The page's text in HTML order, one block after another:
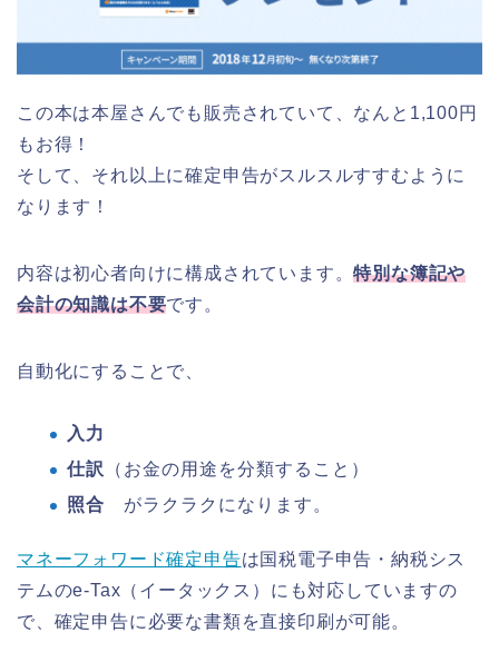
この本は本屋さんでも販売されていて、なんと1,100円
もお得！
そして、それ以上に確定申告がスルスルすすむように
なります！
内容は初心者向けに構成されています。特別な簿記や
会計の知識は不要です。
自動化にすることで、
入力
仕訳
（お金の用途を分類すること）
照合 がラクラクになります。
マネーフォワード確定申告は国税電子申告・納税シス
テムのe-Tax（イータックス）にも対応していますの
で、確定申告に必要な書類を直接印刷が可能。